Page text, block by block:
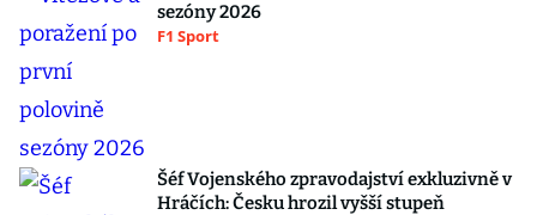
sezóny 2026
F1 Sport
Šéf Vojenského zpravodajství exkluzivně v
Hráčích: Česku hrozil vyšší stupeň